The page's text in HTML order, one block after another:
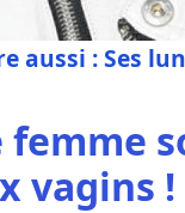
aussi : Ses
femme
vagins !